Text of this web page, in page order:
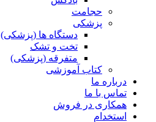
حجامت
پزشکی
دستگاه ها (پزشکی)
تخت و تشک
متفرقه (پزشکی)
کتاب آموزشی
درباره ما
تماس با ما
همکاری در فروش
استخدام